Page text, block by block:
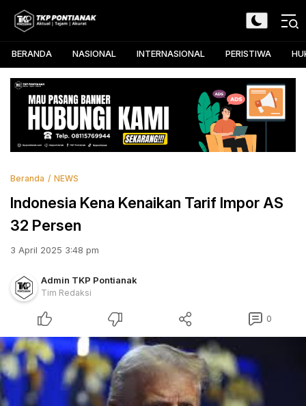
TKP Pontianak
Aktual, Tajam, dan Akurat
BERANDA NASIONAL INTERNASIONAL PERISTIWA
Beranda NEWS
Indonesia Kena Kenaikan Tarif Impor AS
32 Persen
3 April 2025 3:48 pm
Admin TKP Pontianak
Tim Redaksi
0